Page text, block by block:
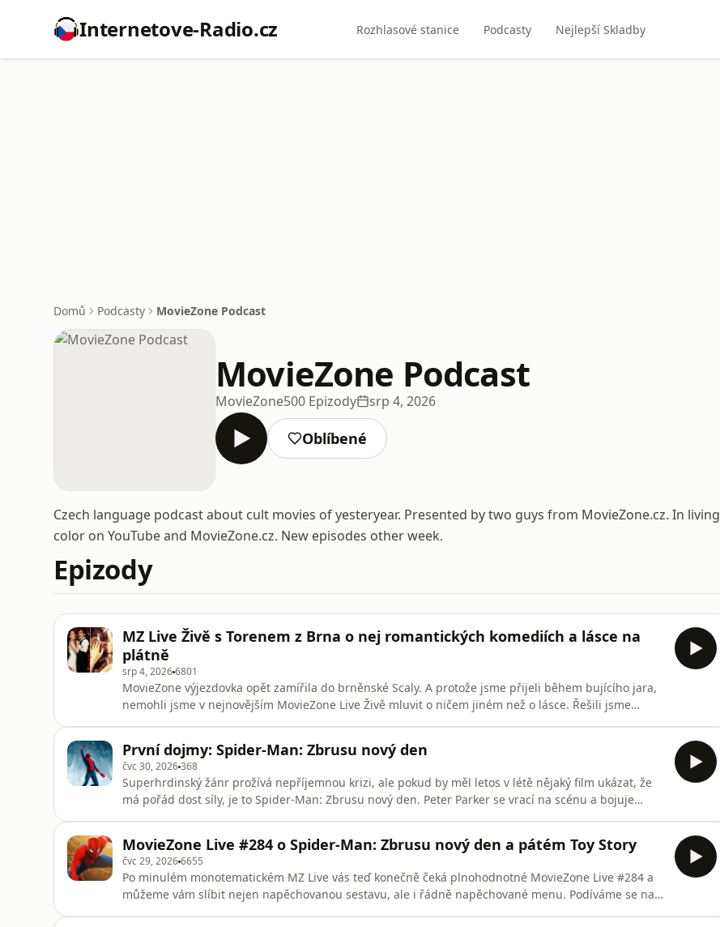
Internetove-Radio.cz Rozhlasové stanice Podcasty Nejlepší Skladby
Domů Podcasty MovieZone Podcast
MovieZone Podcast
MovieZone500 Epizody srp 4, 2026
Oblíbené
Czech language podcast about cult movies of yesteryear. Presented by two guys from MovieZone.cz. In living
color on YouTube and MovieZone.cz. New episodes other week.
Epizody
MZ Live Živě s Torenem z Brna o nej romantických komediích a lásce na
plátně
srp 4, 20266801
MovieZone výjezdovka opět zamířila do brněnské Scaly. A protože jsme přijeli během bujícího jara,
nemohli jsme v nejnovějším MovieZone Live Živě mluvit o ničem jiném než o lásce. Řešili jsme
pěchotu nebo vyhrocenější v
První dojmy: Spider-Man: Zbrusu nový den
čvc 30, 2026368
Superhrdinský žánr prožívá nepříjemnou krizi, ale pokud by měl letos v létě nějaký film ukázat, že
má pořád dost síly, je to Spider-Man: Zbrusu nový den. Peter Parker se vrací na scénu a bojuje
Jak se nám
MovieZone Live #284 o Spider-Man: Zbrusu nový den a pátém Toy Story
čvc 29, 20266655
Po minulém monotematickém MZ Live vás teď konečně čeká plnohodnotné MovieZone Live #284 a
můžeme vám slíbit nejen napěchovanou sestavu, ale i řádně napěchované menu. Podíváme se na